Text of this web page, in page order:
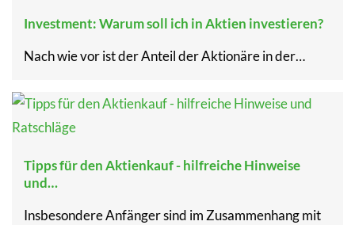
Investment: Warum soll ich in Aktien investieren?
Nach wie vor ist der Anteil der Aktionäre in der…
Tipps für den Aktienkauf - hilfreiche Hinweise
und…
Insbesondere Anfänger sind im Zusammenhang mit